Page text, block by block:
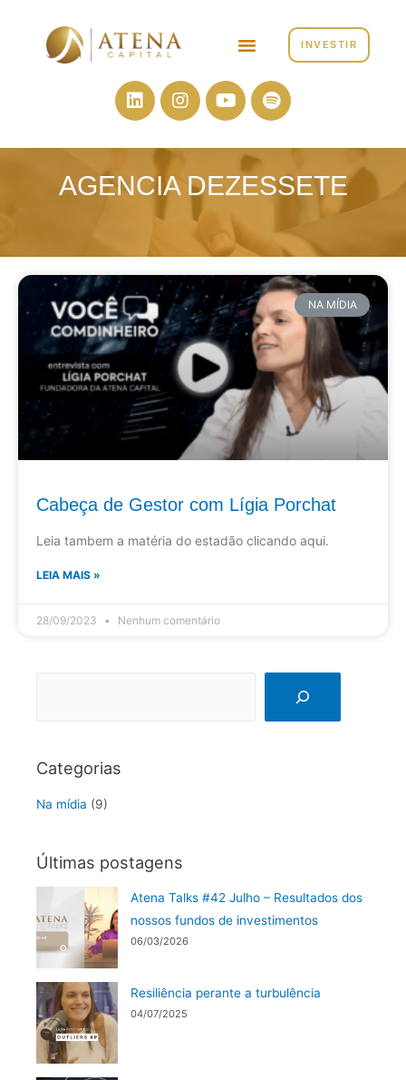
INVESTIR
AGENCIA DEZESSETE
NA MÍDIA
Cabeça de Gestor com Lígia Porchat
Leia tambem a matéria do estadão clicando aqui.
LEIA MAIS »
28/09/2023 Nenhum comentário
Categorias
Na mídia (9)
Últimas postagens
Atena Talks #42 Julho – Resultados dos
nossos fundos de investimentos
06/03/2026
Resiliência perante a turbulência
04/07/2025